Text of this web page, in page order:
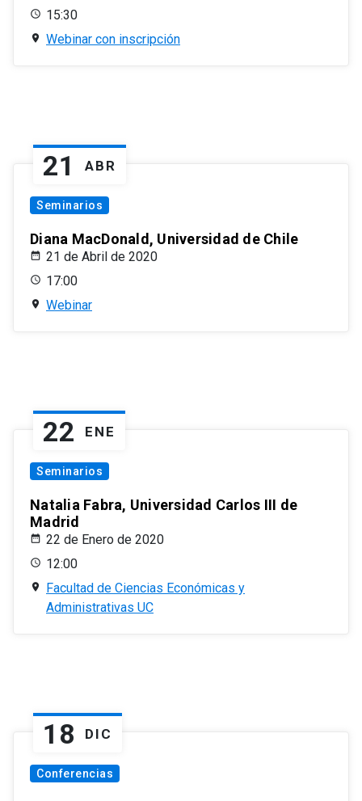
15:30
Webinar con inscripción
21 ABR
Seminarios
Diana MacDonald, Universidad de Chile
21 de Abril de 2020
17:00
Webinar
22 ENE
Seminarios
Natalia Fabra, Universidad Carlos III de
Madrid
22 de Enero de 2020
12:00
Facultad de Ciencias Económicas y
Administrativas UC
18 DIC
Conferencias